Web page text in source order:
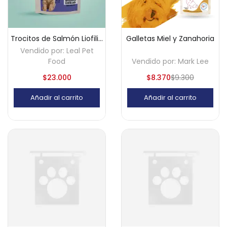
Trocitos de Salmón Liofilizados-LealPetFood
Vendido por: Leal Pet
Food
$23.000
Añadir al carrito
Galletas Miel y Zanahoria
Vendido por: Mark Lee
$8.370$9.300
Añadir al carrito